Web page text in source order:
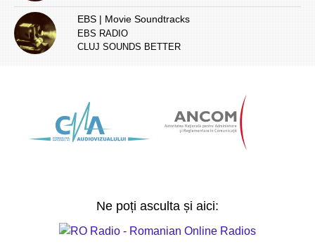
EBS | Movie Soundtracks
EBS RADIO
CLUJ SOUNDS BETTER
Ne poți asculta și aici: